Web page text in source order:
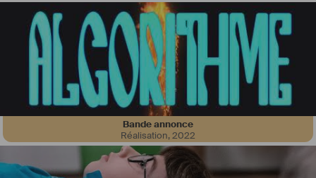
Bande annonce
Réalisation,2022
Acteur, animateur, chroniqueur, scénariste, réalisateur et
organisateur de festivals, je suis un artiste polyvalent.